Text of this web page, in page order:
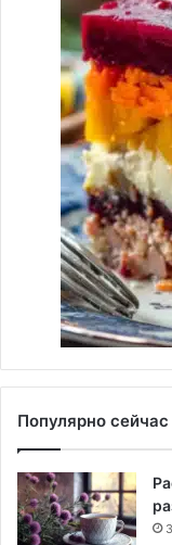
Популярно сейчас